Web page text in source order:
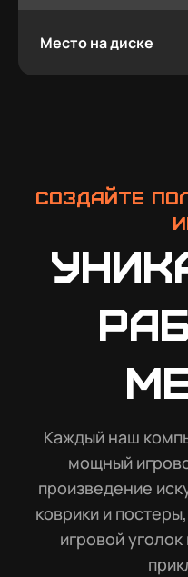
Место на диске
Создайте
Каждый наш
мощный
произведение
коврики и
игровой